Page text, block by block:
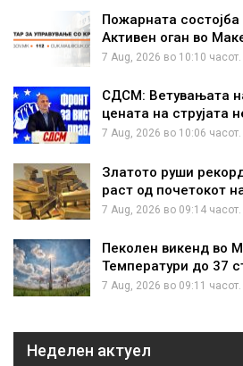
Пожарната
Активен оган во
7 Aug, 2026 во 10:10 часот.
СДСМ: Ветувањата
цената на струјата
7 Aug, 2026 во 10:06 часот.
Златото руши
раст од почетокот
7 Aug, 2026 во 09:14 часот.
Пеколен викенд во
Температури до 37
7 Aug, 2026 во 09:11 часот.
Неделен актуел